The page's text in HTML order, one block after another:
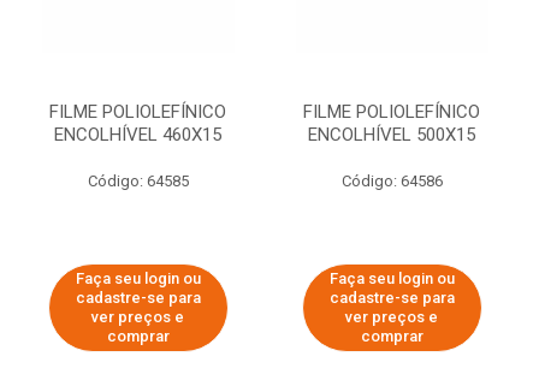
FILME POLIOLEFÍNICO
ENCOLHÍVEL 460X15
Código: 64585
Faça seu login ou
cadastre-se para
ver preços e
comprar
FILME POLIOLEFÍNICO
ENCOLHÍVEL 500X15
Código: 64586
Faça seu login ou
cadastre-se para
ver preços e
comprar